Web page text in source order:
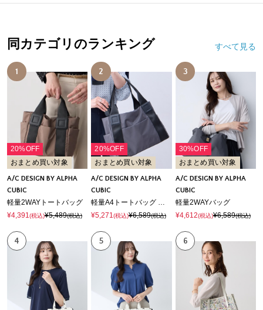
同カテゴリのランキング すべて見る
1
20%OFF
おまとめ買い対象
A/C DESIGN BY ALPHA
CUBIC
軽量2WAYトートバッグ
¥4,391(税込)¥5,489(税込)
2
20%OFF
おまとめ買い対象
A/C DESIGN BY ALPHA
CUBIC
¥5,271(税込)¥6,589(税込)
3
30%OFF
おまとめ買い対象
A/C DESIGN BY ALPHA
CUBIC
軽量2WAYバッグ
¥4,612(税込)¥6,589(税込)
4 5 6